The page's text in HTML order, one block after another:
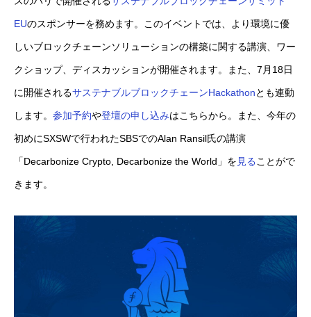
EUのスポンサーを務めます。このイベントでは、より環境に優
しいブロックチェーンソリューションの構築に関する講演、ワー
クショップ、ディスカッションが開催されます。また、7月18日
に開催されるサステナブルブロックチェーンHackathonとも連動
します。 参加予約や登壇の申し込みはこちらから。また、今年の
初めにSXSWで行われたSBSでのAlan Ransil氏の講演
「Decarbonize Crypto, Decarbonize the World」を 見る ことがで
きます。